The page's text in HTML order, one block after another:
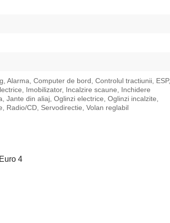
Alarma, Computer de bord, Controlul tractiunii, ESP,
Imobilizator, Incalzire scaune, Inchidere
Jante din aliaj, Oglinzi electrice, Oglinzi incalzite,
Radio/CD, Servodirectie, Volan reglabil
4